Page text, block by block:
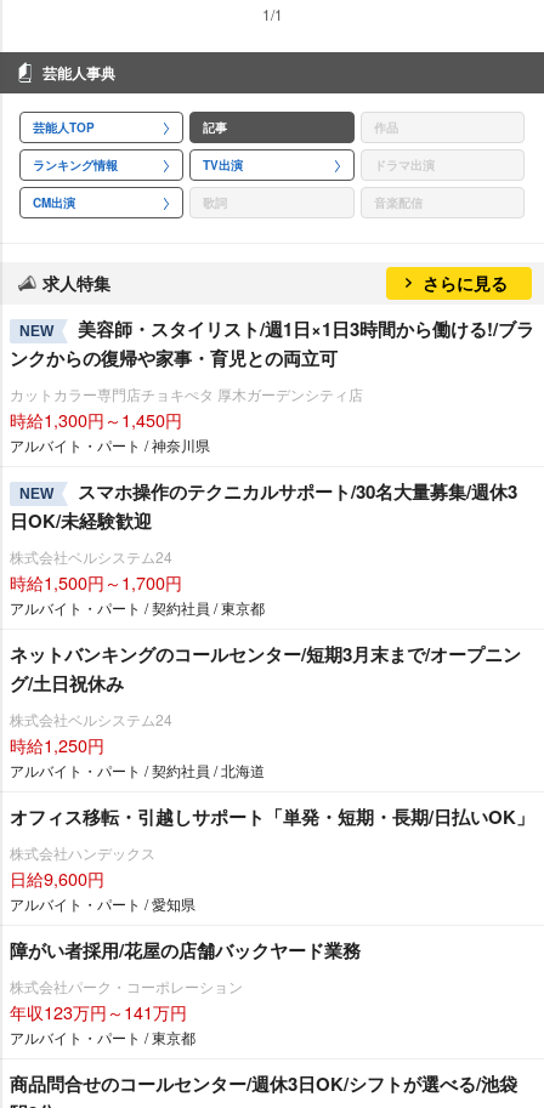
1/1
芸能人事典
芸能人TOP 記事 作品
ランキング情報 TV出演 ドラマ出演
CM出演 歌詞 音楽配信
求人特集 さらに見る
NEW
美容師・スタイリスト/週1日×1日3時間から働ける!/ブラ
ンクからの復帰や家事・育児との両立可
カットカラー専門店チョキぺタ 厚木ガーデンシティ店
時給1,300円～1,450円
アルバイト・パート / 神奈川県
NEW
スマホ操作のテクニカルサポート/30名大量募集/週休3
日OK/未経験歓迎
株式会社ベルシステム24
時給1,500円～1,700円
アルバイト・パート / 契約社員 / 東京都
ネットバンキングのコールセンター/短期3月末まで/オープニン
グ/土日祝休み
株式会社ベルシステム24
時給1,250円
アルバイト・パート / 契約社員 / 北海道
オフィス移転・引越しサポート「単発・短期・長期/日払いOK」
株式会社ハンデックス
日給9,600円
アルバイト・パート / 愛知県
障がい者採用/花屋の店舗バックヤード業務
株式会社パーク・コーポレーション
年収123万円～141万円
アルバイト・パート / 東京都
商品問合せのコールセンター/週休3日OK/シフトが選べる/池袋